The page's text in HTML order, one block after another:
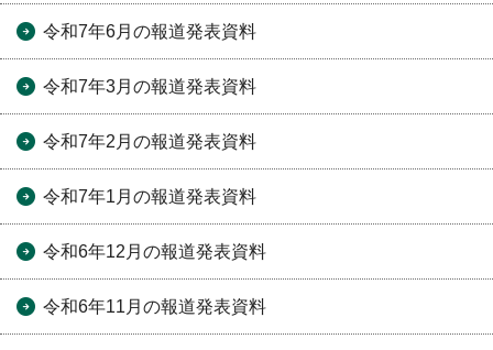
令和7年6月の報道発表資料
令和7年3月の報道発表資料
令和7年2月の報道発表資料
令和7年1月の報道発表資料
令和6年12月の報道発表資料
令和6年11月の報道発表資料